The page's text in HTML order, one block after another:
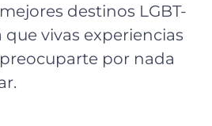
destinos LGBT-
vivas experiencias
por nada